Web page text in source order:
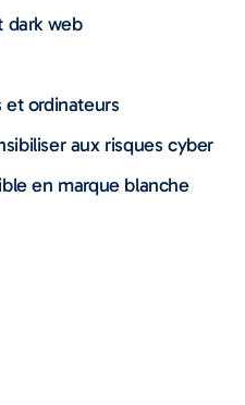
dark web
et ordinateurs
aux risques cyber
en marque blanche